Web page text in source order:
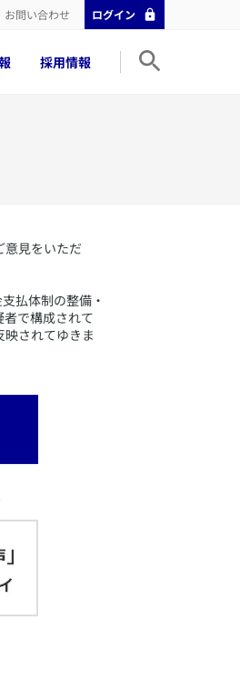
お問い合わせ ログイン
採用情報
意見をいただ
払体制の整備・
で構成されて
されてゆきま